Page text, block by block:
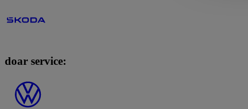
doar service: